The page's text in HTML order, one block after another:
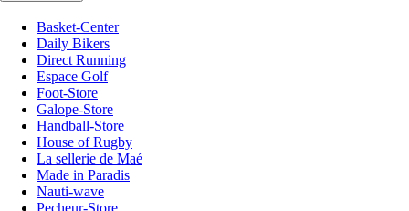
Basket-Center
Daily Bikers
Direct Running
Espace Golf
Foot-Store
Galope-Store
Handball-Store
House of Rugby
La sellerie de Maé
Made in Paradis
Nauti-wave
Pecheur-Store